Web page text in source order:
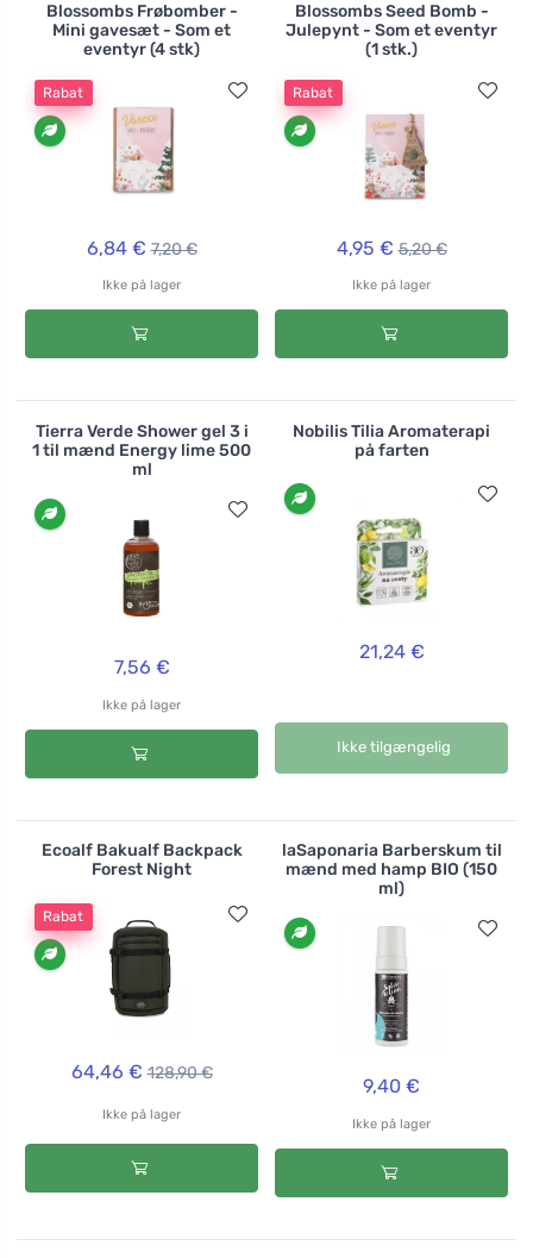
Blossombs Frøbomber -
Mini gavesæt - Som et
eventyr (4 stk)
Rabat
6,84 € 7,20 €
Ikke på lager
Blossombs Seed Bomb -
Julepynt - Som et eventyr
(1 stk.)
Rabat
4,95 € 5,20 €
Ikke på lager
Tierra Verde Shower gel 3 i
1 til mænd Energy lime 500
ml
7,56 €
Ikke på lager
Nobilis Tilia Aromaterapi
på farten
21,24 €
Ikke tilgængelig
Ecoalf Bakualf Backpack
Forest Night
Rabat
64,46 € 128,90 €
Ikke på lager
laSaponaria Barberskum til
mænd med hamp BIO (150
ml)
9,40 €
Ikke på lager